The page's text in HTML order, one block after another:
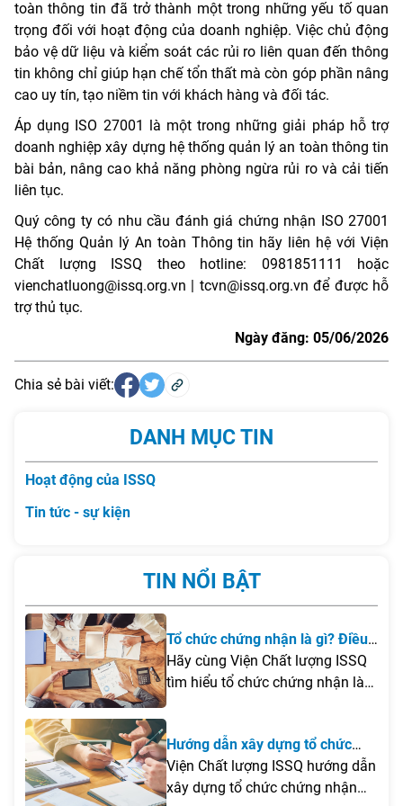
toàn thông tin đã trở thành một trong những yếu tố quan
trọng đối với hoạt động của doanh nghiệp. Việc chủ động
bảo vệ dữ liệu và kiểm soát các rủi ro liên quan đến thông
tin không chỉ giúp hạn chế tổn thất mà còn góp phần nâng
cao uy tín, tạo niềm tin với khách hàng và đối tác.
Áp dụng ISO 27001 là một trong những giải pháp hỗ trợ
doanh nghiệp xây dựng hệ thống quản lý an toàn thông tin
bài bản, nâng cao khả năng phòng ngừa rủi ro và cải tiến
liên tục.
Quý công ty có nhu cầu đánh giá chứng nhận ISO 27001
Hệ thống Quản lý An toàn Thông tin hãy liên hệ với Viện
Chất lượng ISSQ theo hotline: 0981851111 hoặc
vienchatluong@issq.org.vn | tcvn@issq.org.vn để được hỗ
trợ thủ tục.
Ngày đăng: 05/06/2026
Chia sẻ bài viết:
DANH MỤC TIN
Hoạt động của ISSQ
Tin tức - sự kiện
TIN NỔI BẬT
Tổ chức chứng nhận là gì? Điều
kiện để thành lập tổ chức chứng
nhận tại Việt Nam
Hãy cùng Viện Chất lượng ISSQ
tìm hiểu tổ chức chứng nhận là
gì, những điều kiện cần đáp ứng
để thành lập tại Việt Nam cũng
như các lưu ý quan trọng giúp
doanh nghiệp xây dựng tổ chức
chứng nhận hiệu quả và đúng
Hướng dẫn xây dựng tổ chức
chứng nhận
Viện Chất lượng ISSQ hướng dẫn
xây dựng tổ chức chứng nhận